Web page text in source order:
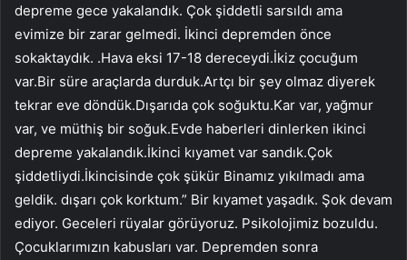
depreme gece yakalandık. Çok şiddetli sarsıldı ama
evimize bir zarar gelmedi. İkinci depremden önce
sokaktaydık. .Hava eksi 17-18 dereceydi.İkiz çocuğum
var.Bir süre araçlarda durduk.Artçı bir şey olmaz diyerek
tekrar eve döndük.Dışarıda çok soğuktu.Kar var, yağmur
var, ve müthiş bir soğuk.Evde haberleri dinlerken ikinci
depreme yakalandık.İkinci kıyamet var sandık.Çok
şiddetliydi.İkincisinde çok şükür Binamız yıkılmadı ama
geldik. dışarı çok korktum.” Bir kıyamet yaşadık. Şok devam
ediyor. Geceleri rüyalar görüyoruz. Psikolojimiz bozuldu.
Çocuklarımızın kabusları var. Depremden sonra